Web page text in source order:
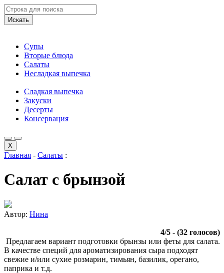
Искать
Супы
Вторые блюда
Салаты
Несладкая выпечка
Сладкая выпечка
Закуски
Десерты
Консервация
X
Главная - Салаты :
Салат с брынзой
Автор: Нина
4/5 - (32 голосов)
Предлагаем вариант подготовки брынзы или феты для салата.
В качестве специй для ароматизирования сыра подходят
свежие и/или сухие розмарин, тимьян, базилик, орегано,
паприка и т.д.